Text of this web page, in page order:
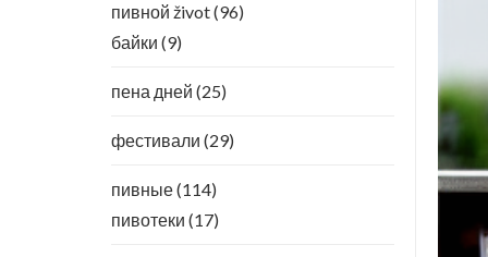
пивной život(96)
байки (9)
пена дней (25)
фестивали (29)
пивные(114)
пивотеки (17)